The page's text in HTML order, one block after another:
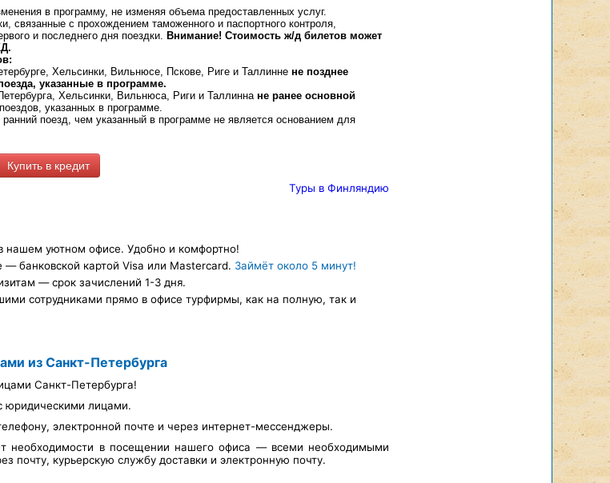
в программу, не изменяя объема предоставленных услуг.
связанные с прохождением таможенного и паспортного контроля,
и последнего дня поездки. Внимание! Стоимость ж/д билетов может
Хельсинки, Вильнюсе, Пскове, Риге и Таллинне не позднее
указанные в программе.
Хельсинки, Вильнюса, Риги и Таллинна не ранее основной
указанных в программе.
поезд, чем указанный в программе не является основанием для
Купить в кредит
Туры в Финляндию
нашем уютном офисе. Удобно и комфортно!
— банковской картой Visa или Mastercard. Займёт около 5 минут!
— срок зачислений 1-3 дня.
сотрудниками прямо в офисе турфирмы, как на полную, так и
из Санкт-Петербурга
Санкт-Петербурга!
юридическими лицами.
электронной почте и через интернет-мессенджеры.
необходимости в посещении нашего офиса — всеми необходимыми
почту, курьерскую службу доставки и электронную почту.